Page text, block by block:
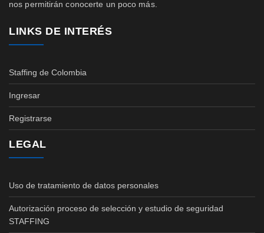
nos permitirán conocerte un poco más.
LINKS DE INTERÉS
Staffing de Colombia
Ingresar
Registrarse
LEGAL
Uso de tratamiento de datos personales
Autorización proceso de selección y estudio de seguridad
STAFFING